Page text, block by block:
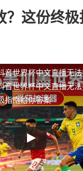
？这份终
音世界杯中文直播无
音世界杯中文直播无
指南给你答案